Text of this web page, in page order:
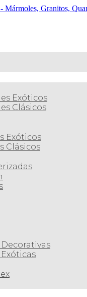
Exóticos
Clásicos
Exóticos
Clásicos